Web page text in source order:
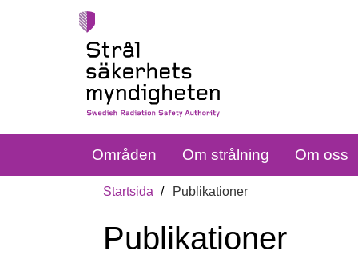
Områden Om strålning Om oss
Startsida Publikationer
Publikationer